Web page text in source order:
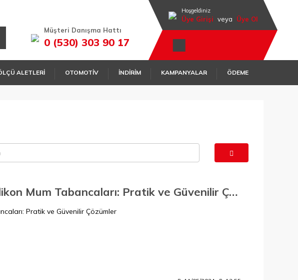
Müşteri Danışma Hattı
0 (530) 303 90 17
Hoşgeldiniz
Üye Girişi veya Üye Ol
ALETLERİ OTOMOTİV İNDİRİM KAMPANYALAR ÖDEME
Leo Silikon Mumlar ve Silikon Mum Tabancaları: Pratik ve Güvenilir Çözümler
Pratik ve Güvenilir Çözümler